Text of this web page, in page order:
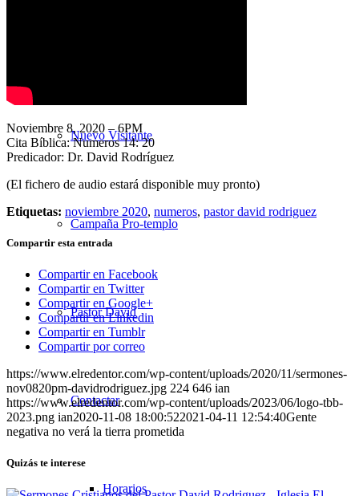
Nuevo Visitante
Campaña Pro-templo
Pastor David
Contactar
Horarios
Noviembre 8, 2020 – 6PM
Cita Bíblica: Numeros 14: 20
Predicador: Dr. David Rodríguez
(El fichero de audio estará disponible muy pronto)
Etiquetas: noviembre 2020, numeros, pastor david rodriguez
Compartir esta entrada
Compartir en Facebook
Compartir en Twitter
Compartir en Google+
Compartir en Linkedin
Compartir en Tumblr
Compartir por correo
https://www.elredentor.com/wp-content/uploads/2020/11/sermones-
nov0820pm-davidrodriguez.jpg 224 646 ian
https://www.elredentor.com/wp-content/uploads/2023/06/logo-tbb-
2023.png ian2020-11-08 18:00:522021-04-11 12:54:40Gente
negativa no verá la tierra prometida
Quizás te interese